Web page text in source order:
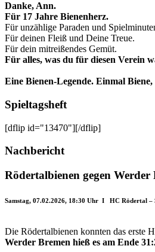
Danke, Ann.
Für 17 Jahre Bienenherz.
Für unzählige Paraden und
Für deinen Fleiß und Deine Treue.
Für dein mitreißendes Gemüt.
Für alles, was du für diesen Verein
Eine Bienen-Legende. Einmal
Spieltagsheft
[dflip id="13470"][/dflip]
Nachbericht
Rödertalbienen gegen Werder
Samstag, 07.02.2026, 18:30 Uhr I HC Rödertal –
Die Rödertalbienen konnten das erste
Werder Bremen hieß es am Ende